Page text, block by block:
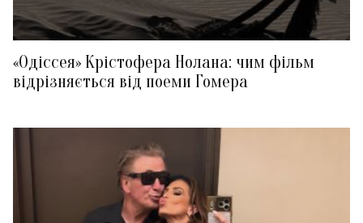
«Одіссея» Крістофера Нолана: чим фільм
відрізняється від поеми Гомера